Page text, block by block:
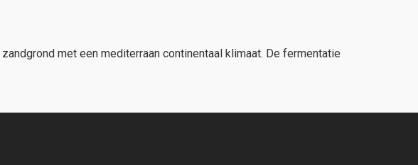
met een mediterraan continentaal klimaat. De fermentatie